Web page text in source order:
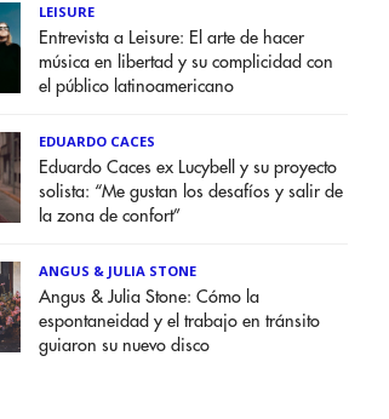
LEISURE
Entrevista a Leisure: El arte de hacer
música en libertad y su complicidad con
el público latinoamericano
EDUARDO CACES
Eduardo Caces ex Lucybell y su proyecto
solista: “Me gustan los desafíos y salir de
la zona de confort”
ANGUS & JULIA STONE
Angus & Julia Stone: Cómo la
espontaneidad y el trabajo en tránsito
guiaron su nuevo disco